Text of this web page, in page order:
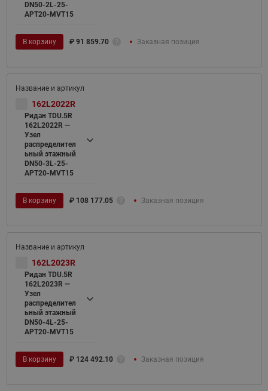
DN50-2L-25-
APT20-MVT15
В корзину ₽ 91 859.70 Заказная позиция
162L2022R
Ридан TDU.5R
162L2022R —
Узел
распределител
ьный этажный
DN50-3L-25-
APT20-MVT15
В корзину ₽ 108 177.05 Заказная позиция
162L2023R
Ридан TDU.5R
162L2023R —
Узел
распределител
ьный этажный
DN50-4L-25-
APT20-MVT15
В корзину ₽ 124 492.10 Заказная позиция